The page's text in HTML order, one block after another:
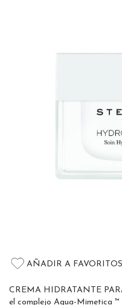
to
the
beginning
of
AÑADIR A FAVORITOS
CREMA HIDRATANTE
el complejo Aqua-Mimetica ™